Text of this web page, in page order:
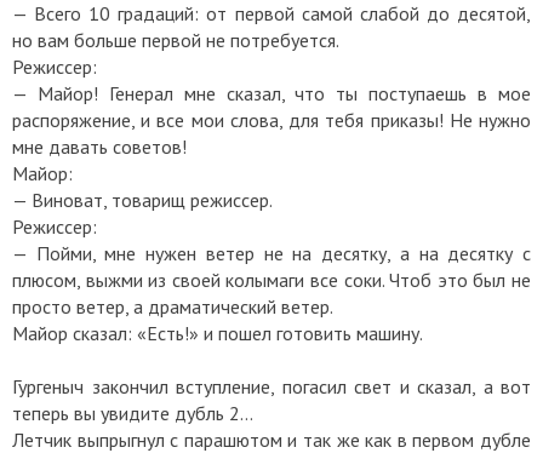
— Всего 10 градаций: от первой самой слабой до десятой,
но вам больше первой не потребуется.
Режиссер:
— Майор! Генерал мне сказал, что ты поступаешь в мое
распоряжение, и все мои слова, для тебя приказы! Не нужно
мне давать советов!
Майор:
— Виноват, товарищ режиссер.
Режиссер:
— Пойми, мне нужен ветер не на десятку, а на десятку с
плюсом, выжми из своей колымаги все соки. Чтоб это был не
просто ветер, а драматический ветер.
Майор сказал: «Есть!» и пошел готовить машину.
Гургеныч закончил вступление, погасил свет и сказал, а вот
теперь вы увидите дубль 2...
Летчик выпрыгнул с парашютом и так же как в первом дубле